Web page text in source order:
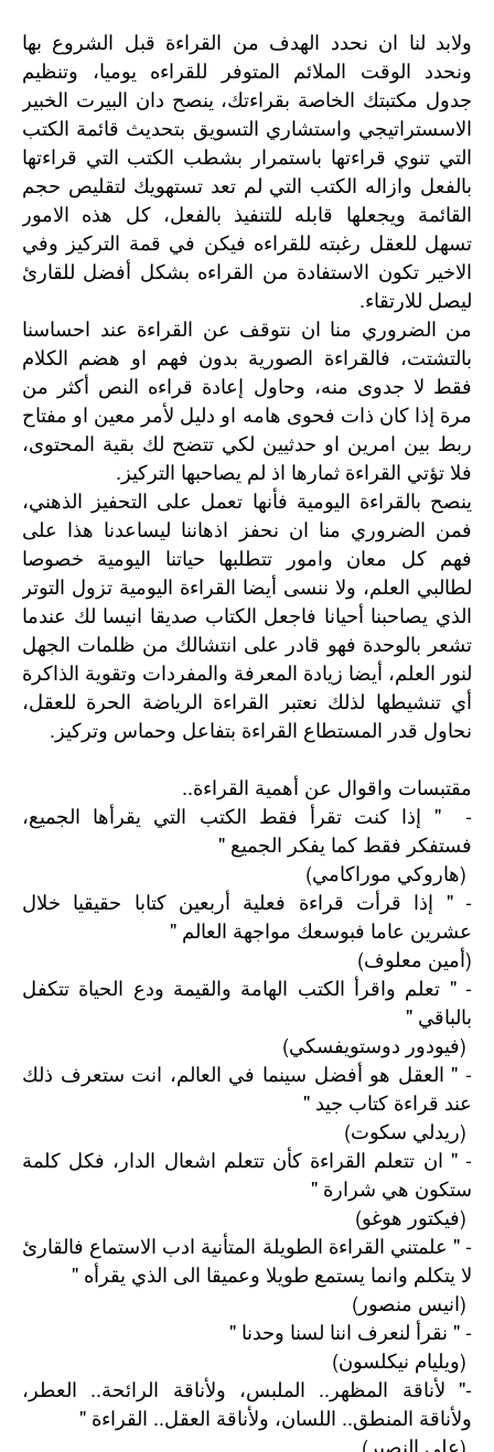
ولابد لنا ان نحدد الهدف من القراءة قبل الشروع بها
ونحدد الوقت الملائم المتوفر للقراءه يوميا، وتنظيم
جدول مكتبتك الخاصة بقراءتك، ينصح دان البيرت الخبير
الاسستراتيجي واستشاري التسويق بتحديث قائمة الكتب
التي تنوي قراءتها باستمرار بشطب الكتب التي قراءتها
بالفعل وازاله الكتب التي لم تعد تستهويك لتقليص حجم
القائمة ويجعلها قابله للتنفيذ بالفعل، كل هذه الامور
تسهل للعقل رغبته للقراءه فيكن في قمة التركيز وفي
الاخير تكون الاستفادة من القراءه بشكل أفضل للقارئ
ليصل للارتقاء.
من الضروري منا ان نتوقف عن القراءة عند احساسنا
بالتشتت، فالقراءة الصورية بدون فهم او هضم الكلام
فقط لا جدوى منه، وحاول إعادة قراءه النص أكثر من
مرة إذا كان ذات فحوى هامه او دليل لأمر معين او مفتاح
ربط بين امرين او حدثيين لكي تتضح لك بقية المحتوى،
فلا تؤتي القراءة ثمارها اذ لم يصاحبها التركيز.
ينصح بالقراءة اليومية فأنها تعمل على التحفيز الذهني،
فمن الضروري منا ان نحفز اذهاننا ليساعدنا هذا على
فهم كل معان وامور تتطلبها حياتنا اليومية خصوصا
لطالبي العلم، ولا ننسى أيضا القراءة اليومية تزول التوتر
الذي يصاحبنا أحيانا فاجعل الكتاب صديقا انيسا لك عندما
تشعر بالوحدة فهو قادر على انتشالك من ظلمات الجهل
لنور العلم، أيضا زيادة المعرفة والمفردات وتقوية الذاكرة
أي تنشيطها لذلك نعتبر القراءة الرياضة الحرة للعقل،
نحاول قدر المستطاع القراءة بتفاعل وحماس وتركيز.
مقتبسات واقوال عن أهمية القراءة..
- " إذا كنت تقرأ فقط الكتب التي يقرأها الجميع،
فستفكر فقط كما يفكر الجميع "
(هاروكي موراكامي)
- " إذا قرأت قراءة فعلية أربعين كتابا حقيقيا خلال
عشرين عاما فبوسعك مواجهة العالم "
(أمين معلوف)
- " تعلم واقرأ الكتب الهامة والقيمة ودع الحياة تتكفل
بالباقي "
(فيودور دوستويفسكي)
- " العقل هو أفضل سينما في العالم، انت ستعرف ذلك
عند قراءة كتاب جيد "
(ريدلي سكوت)
- " ان تتعلم القراءة كأن تتعلم اشعال الدار، فكل كلمة
ستكون هي شرارة "
(فيكتور هوغو)
- " علمتني القراءة الطويلة المتأنية ادب الاستماع فالقارئ
لا يتكلم وانما يستمع طويلا وعميقا الى الذي يقرأه "
(انيس منصور)
- " نقرأ لنعرف اننا لسنا وحدنا "
(ويليام نيكلسون)
-" لأناقة المظهر.. الملبس، ولأناقة الرائحة.. العطر،
ولأناقة المنطق.. اللسان، ولأناقة العقل.. القراءة "
(علي النصير)